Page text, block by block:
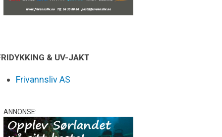
& UV-JAKT
Frivannsliv AS
ANNONSE: